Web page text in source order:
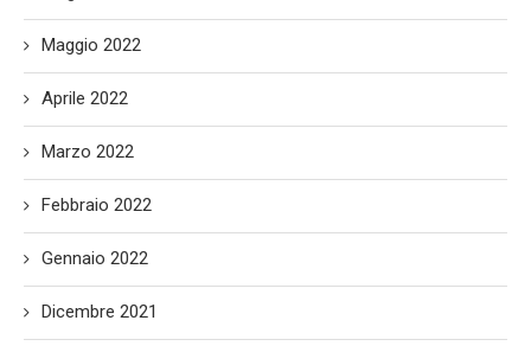
Maggio 2022
Aprile 2022
Marzo 2022
Febbraio 2022
Gennaio 2022
Dicembre 2021